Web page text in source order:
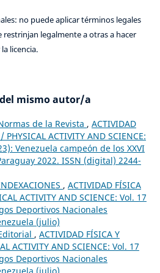
no puede aplicar términos legales
legalmente a otras a hacer
licencia.
mismo autor/a
de la Revista , ACTIVIDAD
PHYSICAL ACTIVITY AND SCIENCE:
Venezuela campeón de los XXVI
2022. ISSN (digital) 2244-
, ACTIVIDAD FÍSICA
ACTIVITY AND SCIENCE: Vol. 17
Deportivos Nacionales
(julio)
, ACTIVIDAD FÍSICA Y
ACTIVITY AND SCIENCE: Vol. 17
Deportivos Nacionales